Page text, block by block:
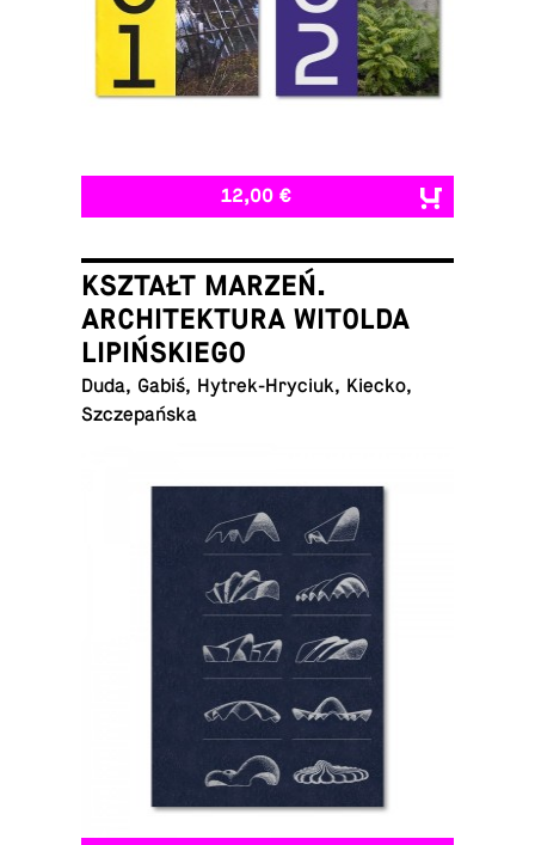
12,00 €
KSZTAŁT MARZEŃ.
ARCHITEKTURA WITOLDA
LIPIŃSKIEGO
Duda, Gabiś, Hytrek-Hryciuk, Kiecko,
Szczepańska